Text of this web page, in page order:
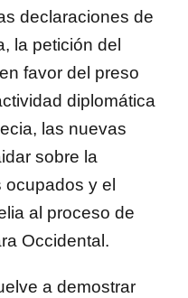
declaraciones de
la petición del
favor del preso
diplomática
las nuevas
sobre la
y el
al proceso de
Occidental.
a demostrar